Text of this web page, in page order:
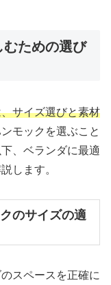
ための選び
サイズ選びと素材
モックを選ぶこと
、ベランダに最適
します。
のサイズの適
スペースを正確に